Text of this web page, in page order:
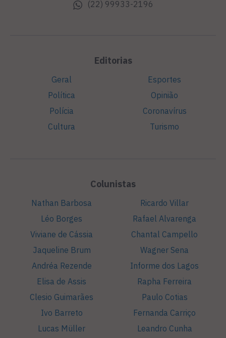
(22) 99933-2196
Editorias
Geral
Política
Polícia
Cultura
Esportes
Opinião
Coronavírus
Turismo
Colunistas
Nathan Barbosa
Léo Borges
Viviane de Cássia
Jaqueline Brum
Andréa Rezende
Elisa de Assis
Clesio Guimarães
Ivo Barreto
Lucas Müller
Ricardo Villar
Rafael Alvarenga
Chantal Campello
Wagner Sena
Informe dos Lagos
Rapha Ferreira
Paulo Cotias
Fernanda Carriço
Leandro Cunha